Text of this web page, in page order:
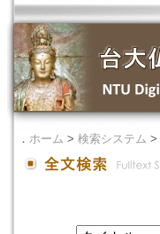
． ホーム > 検索システム >